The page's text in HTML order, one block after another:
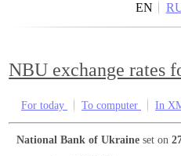
EN
NBU exchange rates
For today To computer In
National Bank of Ukraine set on